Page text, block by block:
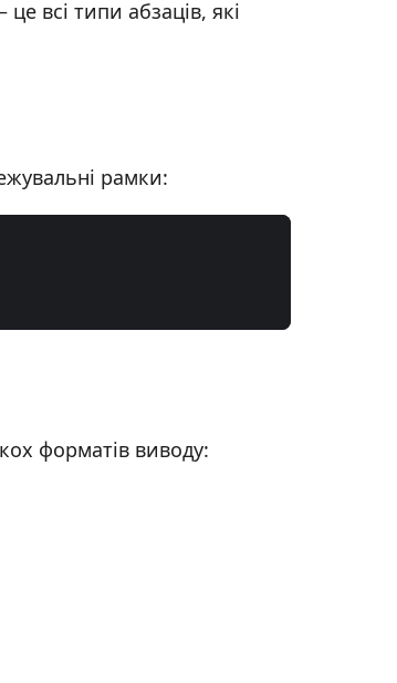
всі типи абзаців, які
рамки:
форматів виводу: